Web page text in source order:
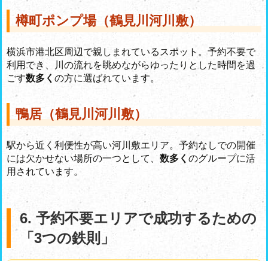
樽町ポンプ場（鶴見川河川敷）
横浜市港北区周辺で親しまれているスポット。予約不要で
利用でき、川の流れを眺めながらゆったりとした時間を過
ごす数多く の方に選ばれています。
鴨居（鶴見川河川敷）
駅から近く利便性が高い河川敷エリア。予約なしでの開催
には欠かせない場所の一つとして、 数多く のグループに活
用されています。
6. 予約不要エリアで成功するための
「3つの鉄則」